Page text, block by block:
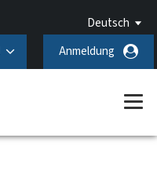
Deutsch
Anmeldung